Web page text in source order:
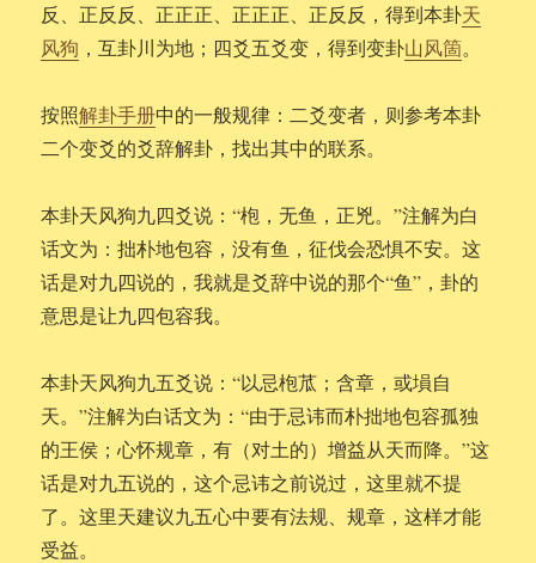
反、正反反、正正正、正正正、正反反，得到本卦天
风狗 ，互卦川为地；四爻五爻变，得到变卦山风箇。
按照解卦手册中的一般规律：二爻变者，则参考本卦
二个变爻的爻辞解卦，找出其中的联系。
本卦天风狗九四爻说：“枹，无鱼，正兇。”注解为白
话文为：拙朴地包容，没有鱼，征伐会恐惧不安。这
话是对九四说的，我就是爻辞中说的那个“鱼”，卦的
意思是让九四包容我。
本卦天风狗九五爻说：“以忌枹苽；含章，或塤自
天。”注解为白话文为：“由于忌讳而朴拙地包容孤独
的王侯；心怀规章，有（对土的）增益从天而降。”这
话是对九五说的，这个忌讳之前说过，这里就不提
了。这里天建议九五心中要有法规、规章，这样才能
受益。